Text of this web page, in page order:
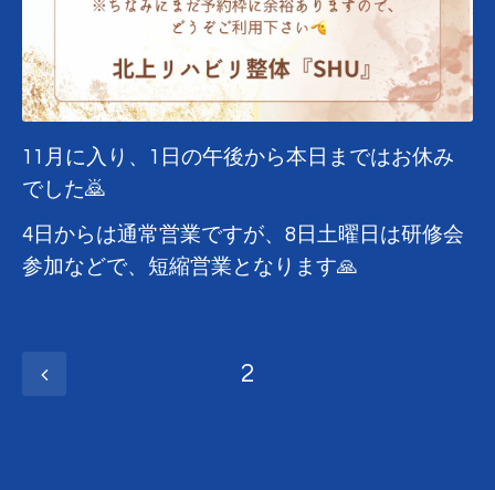
11月に入り、1日の午後から本日まではお休み
でした🙇
4日からは通常営業ですが、8日土曜日は研修会
参加などで、短縮営業となります🙏
2